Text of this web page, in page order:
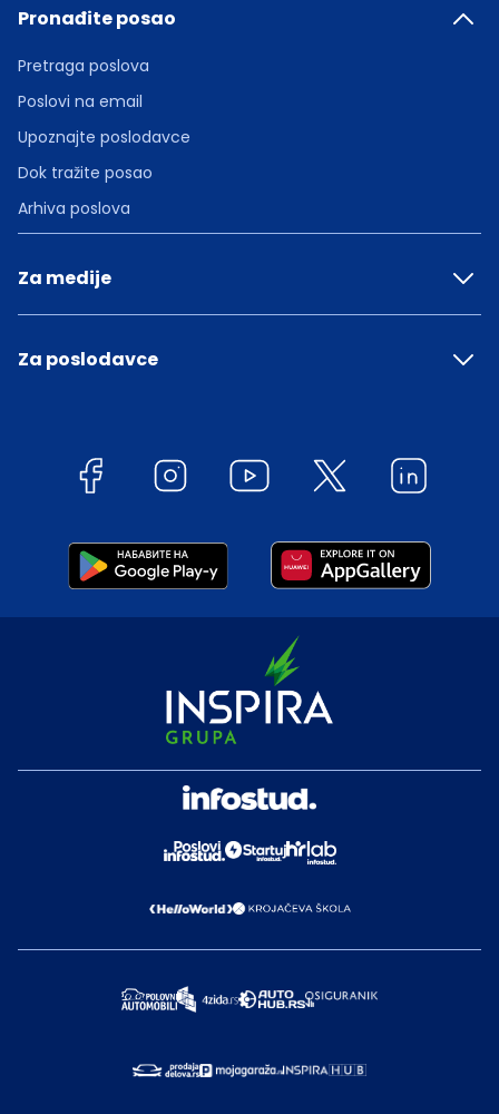
Pronađite posao
Pretraga poslova
Poslovi na email
Upoznajte poslodavce
Dok tražite posao
Arhiva poslova
Za medije
Za poslodavce